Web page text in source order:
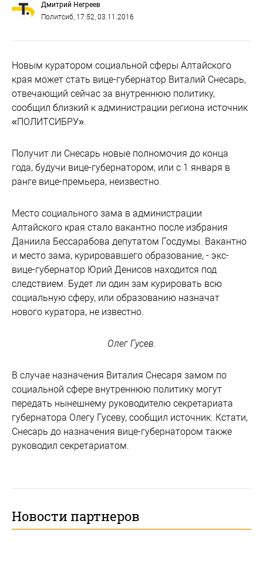
Дмитрий Негреев
Политсиб, 17:52, 03.11.2016
Новым куратором социальной сферы Алтайского
края может стать вице-губернатор Виталий Снесарь,
отвечающий сейчас за внутреннюю политику,
сообщил близкий к администрации региона источник
«ПОЛИТСИБРУ».
Получит ли Снесарь новые полномочия до конца
года, будучи вице-губернатором, или с 1 января в
ранге вице-премьера, неизвестно.
Место социального зама в администрации
Алтайского края стало вакантно после избрания
Даниила Бессарабова депутатом Госдумы. Вакантно
и место зама, курировавшего образование, - экс-
вице-губернатор Юрий Денисов находится под
следствием. Будет ли один зам курировать всю
социальную сферу, или образованию назначат
нового куратора, не известно.
Олег Гусев.
В случае назначения Виталия Снесаря замом по
социальной сфере внутреннюю политику могут
передать нынешнему руководителю секретариата
губернатора Олегу Гусеву, сообщил источник. Кстати,
Снесарь до назначения вице-губернатором также
руководил секретариатом.
Новости партнеров